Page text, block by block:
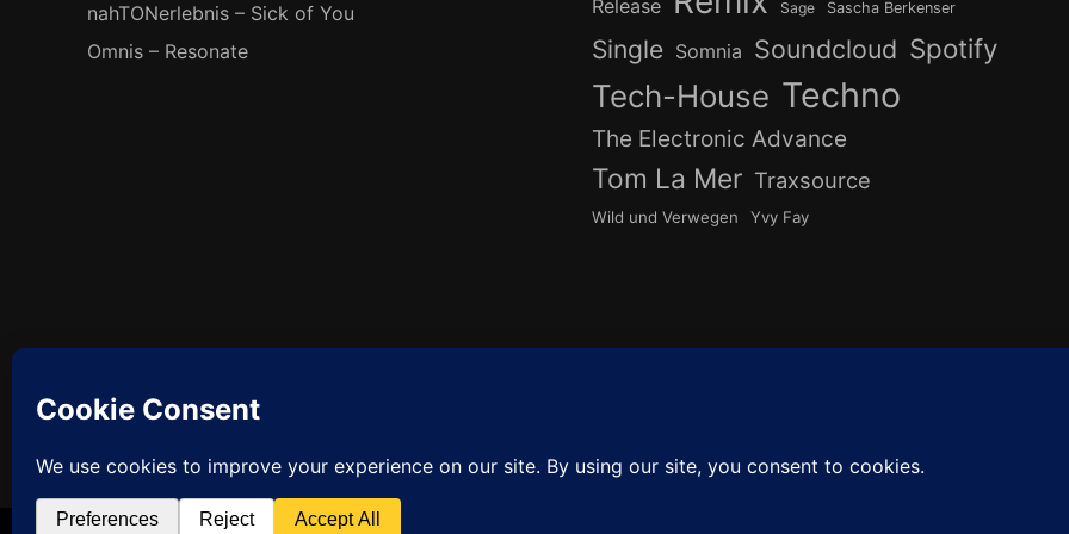
nahTONerlebnis – Sick of You
Omnis – Resonate
Release Sage Sascha Berkenser
Single Somnia Soundcloud Spotify
Tech-House Techno
The Electronic Advance
Tom La Mer Traxsource
Wild und Verwegen Yvy Fay
ANFANG